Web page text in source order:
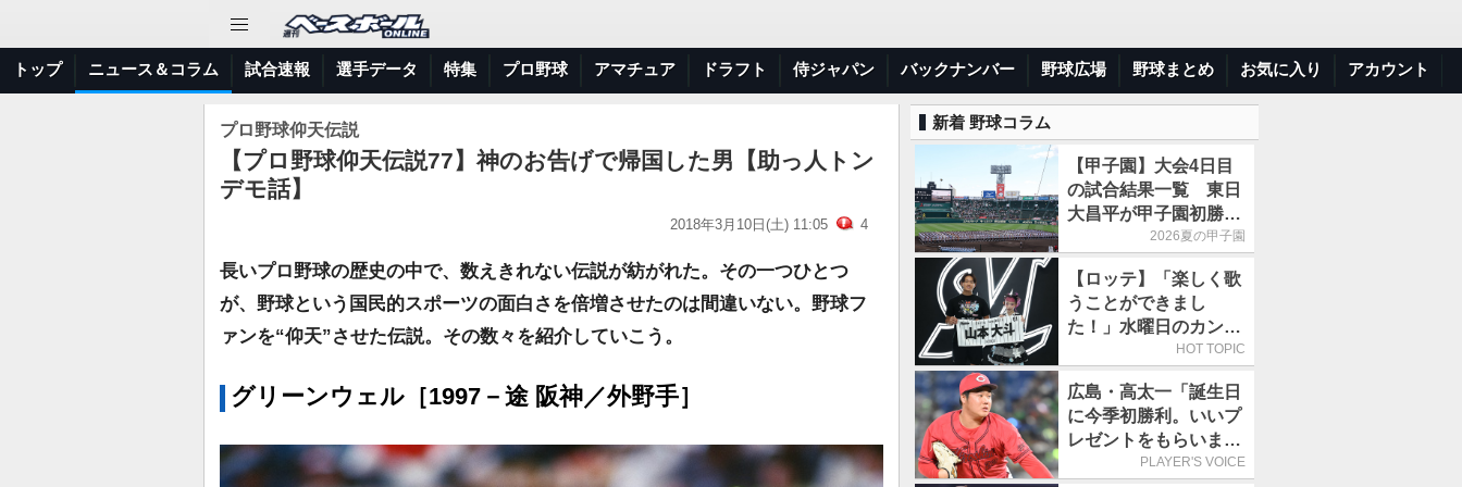
トップ ニュース＆コラム 試合速報 選手データ 特集 プロ野球 アマチュア ドラフト 侍ジャパン バックナンバー 野球広場 野球まとめ お気に入り アカウント
プロ野球仰天伝説
【プロ野球仰天伝説77】神のお告げで帰国した男【助っ人トン
デモ話】
2018年3月10日(土) 11:05 4
長いプロ野球の歴史の中で、数えきれない伝説が紡がれた。その一つひとつ
が、野球という国民的スポーツの面白さを倍増させたのは間違いない。野球フ
ァンを“仰天”させた伝説。その数々を紹介していこう。
グリーンウェル［1997－途 阪神／外野手］
新着 野球コラム
【甲子園】大会4日目
の試合結果一覧 東日
大昌平が甲子園初勝
利、青森山田は1点差
2026夏の甲子園
【ロッテ】「楽しく歌
うことができまし
た！」水曜日のカンパ
ネラ、8月8日のオリッ
に来場
HOT TOPIC
広島・高太一「誕生日
に今季初勝利。いいプ
レゼントをもらいまし
た」／バースデー星
PLAYER'S VOICE